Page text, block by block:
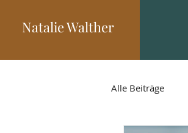
Natalie Walther
Alle Beiträge